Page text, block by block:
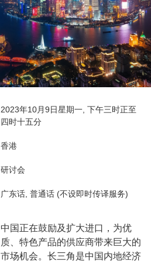
2023年10月9日星期一, 下午三时正至
四时十五分
香港
研讨会
广东话, 普通话 (不设即时传译服务)
中国正在鼓励及扩大进口，为优
质、特色产品的供应商带来巨大的
市场机会。长三角是中国内地经济